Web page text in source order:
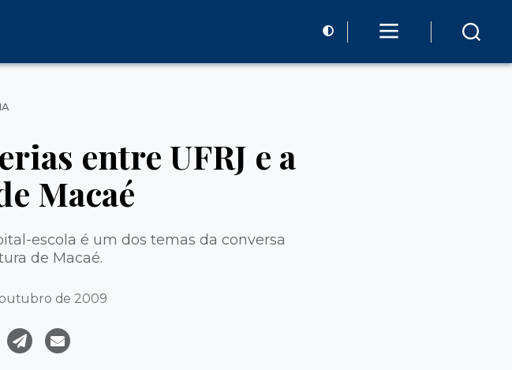
entre UFRJ e a
Macaé
escola é um dos temas da conversa
de Macaé.
de 2009